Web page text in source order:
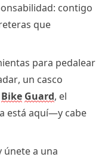
contigo
que
para pedalear
un casco
Bike Guard, el
está aquí—y cabe
únete a una